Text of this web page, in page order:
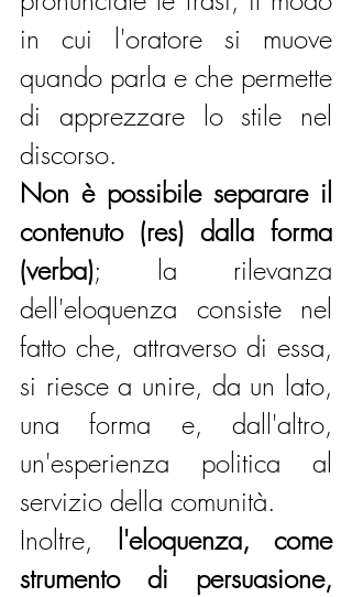
in cui l'oratore si muove
quando parla e che permette
di apprezzare lo stile nel
discorso.
Non è possibile separare il
contenuto (res) dalla forma
(verba); la rilevanza
dell'eloquenza consiste nel
fatto che, attraverso di essa,
si riesce a unire, da un lato,
una forma e, dall'altro,
un'esperienza politica al
servizio della comunità.
Inoltre,
l'eloquenza, come
strumento di persuasione,